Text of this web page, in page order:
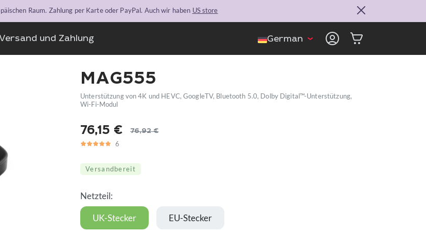
Raum. Zahlung per Karte oder PayPal. Auch wir haben US store
Versand und Zahlung German
MAG555
Unterstützung von 4K und HEVC, GoogleTV, Bluetooth 5.0, Dolby Digital™-Unterstützung,
Wi-Fi-Modul
76,92€
Ursprünglicher
war:
76,15 €
Aktueller
ist:
5
6 6
Versandbereit
Netzteil:
UK-Stecker EU-Stecker